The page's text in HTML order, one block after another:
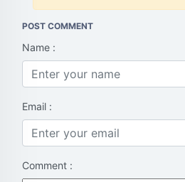
POST COMMENT
Name :
Email :
Comment :